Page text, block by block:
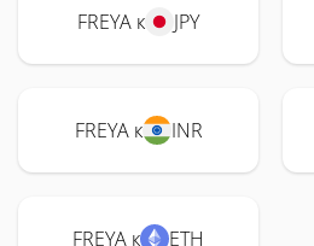
FREYA к JPY
FREYA к INR
FREYA к ETH